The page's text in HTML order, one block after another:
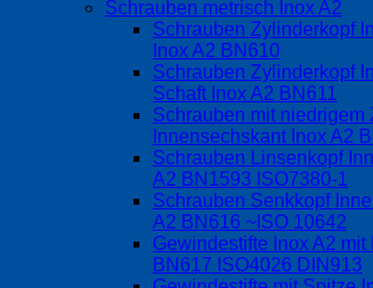
Schrauben metrisch Inox A2
Schrauben Zylinderkopf
Inox A2 BN610
Schrauben Zylinderkopf
Schaft Inox A2 BN611
Schrauben mit niedrigem
Innensechskant Inox A2
Schrauben Linsenkopf
A2 BN1593 ISO7380-1
Schrauben Senkkopf
A2 BN616 ~ISO 10642
Gewindestifte Inox A2 mit
BN617 ISO4026 DIN913